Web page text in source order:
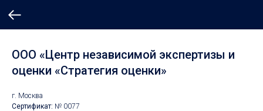
ООО «Центр независимой экспертизы и
оценки «Стратегия оценки»
г. Москва
Сертификат: № 0077